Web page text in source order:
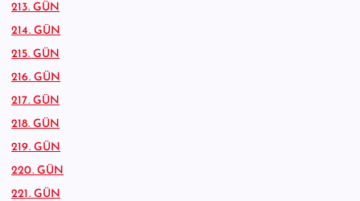
213. GÜN
214. GÜN
215. GÜN
216. GÜN
217. GÜN
218. GÜN
219. GÜN
220. GÜN
221. GÜN